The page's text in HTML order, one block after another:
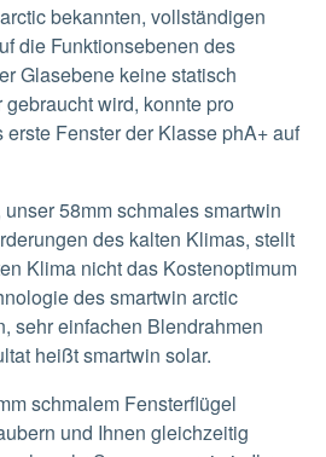
bekannten, vollständigen
die Funktionsebenen des
Glasebene keine statisch
wird, konnte pro
Fenster der Klasse phA+ auf
58mm schmales smartwin
des kalten Klimas, stellt
Klima nicht das Kostenoptimum
des smartwin arctic
sehr einfachen Blendrahmen
heißt smartwin solar.
schmalem Fensterflügel
und Ihnen gleichzeitig